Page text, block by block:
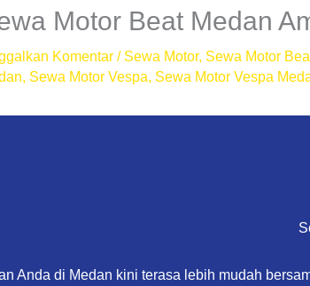
Motor Beat Medan
Komentar / Sewa Motor, Sewa Motor
, Sewa Motor Vespa, Sewa Motor Vespa
Anda di Medan kini terasa lebih mudah